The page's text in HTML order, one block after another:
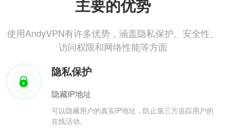
主要的优势
使用AndyVPN有许多优势，涵盖隐私保护、安全性、
访问权限和网络性能等方面
隐私保护
隐藏IP地址
可以隐藏用户的真实IP地址，防止第三方追踪用户的
在线活动。